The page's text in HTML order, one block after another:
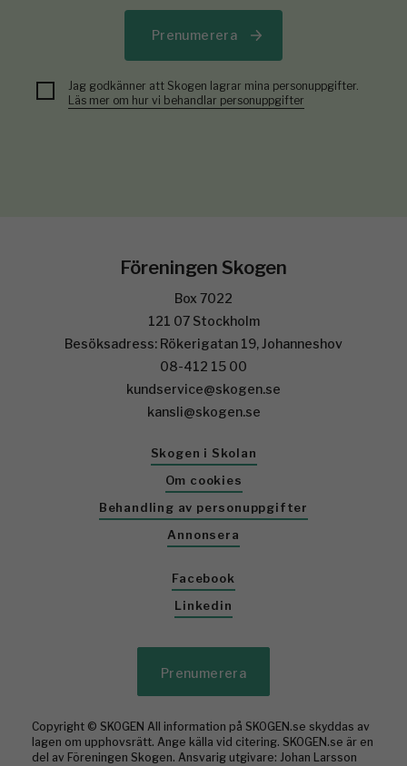
Prenumerera
Jag godkänner att Skogen lagrar mina personuppgifter.
Läs mer om hur vi behandlar personuppgifter
Föreningen Skogen
Box 7022
121 07 Stockholm
Besöksadress: Rökerigatan 19, Johanneshov
08-412 15 00
kundservice@skogen.se
kansli@skogen.se
Skogen i Skolan
Om cookies
Behandling av personuppgifter
Annonsera
Facebook
Linkedin
Prenumerera
Copyright © SKOGEN All information på SKOGEN.se skyddas av
lagen om upphovsrätt. Ange källa vid citering. SKOGEN.se är en
del av Föreningen Skogen. Ansvarig utgivare: Johan Larsson